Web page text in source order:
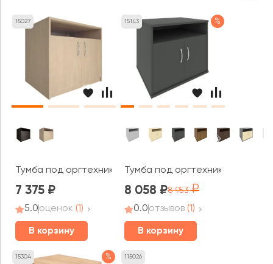
15027
Тумба под оргтехнику сервисная Нова С / Nova S
7 375
5.0оценок (1)
В корзину
15143 %
Тумба под оргтехнику
8 058 8 953
0.0отзывов (1)
В корзину
15304 % 115026